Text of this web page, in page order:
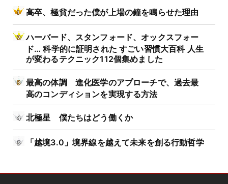
高卒、極貧だった僕が上場の鐘を鳴らせた理由
ハーバード、スタンフォード、オックスフォー
ド… 科学的に証明された すごい習慣大百科 人生
が変わるテクニック112個集めました
最高の体調 進化医学のアプローチで、過去最
高のコンディションを実現する方法
北極星 僕たちはどう働くか
「越境3.0」境界線を越えて未来を創る行動哲学